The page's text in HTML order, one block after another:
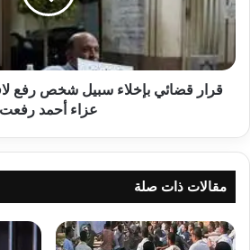
رفع
رياضيين
خلالقرار قضائي بإخلاء سبيل شخص رفع
عزاء أحمد رفعت
مقالات ذات صلة